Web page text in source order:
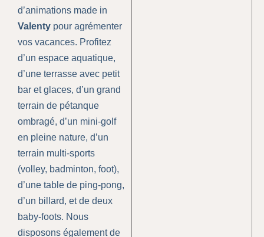
d’animations made in
Valenty pour agrémenter
vos vacances. Profitez
d’un espace aquatique,
d’une terrasse avec petit
bar et glaces, d’un grand
terrain de pétanque
ombragé, d’un mini-golf
en pleine nature, d’un
terrain multi-sports
(volley, badminton, foot),
d’une table de ping-pong,
d’un billard, et de deux
baby-foots. Nous
disposons également de